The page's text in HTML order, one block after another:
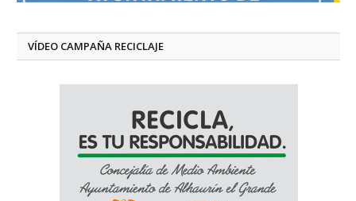
VÍDEO CAMPAÑA RECICLAJE